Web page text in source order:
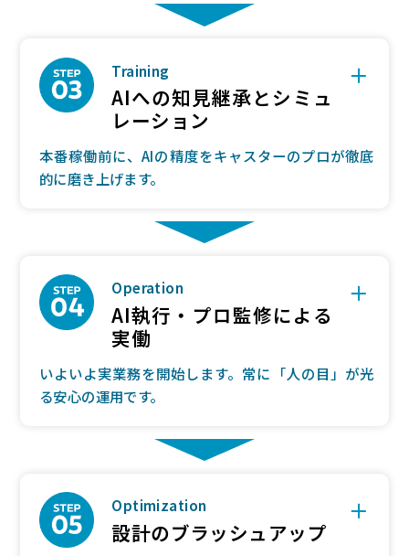
Training
AIへの知見継承とシミュ
レーション
本番稼働前に、AIの精度をキャスターのプロが徹底
的に磨き上げます。
Operation
AI執行・プロ監修による
実働
いよいよ実業務を開始します。常に「人の目」が光
る安心の運用です。
Optimization
設計のブラッシュアップ